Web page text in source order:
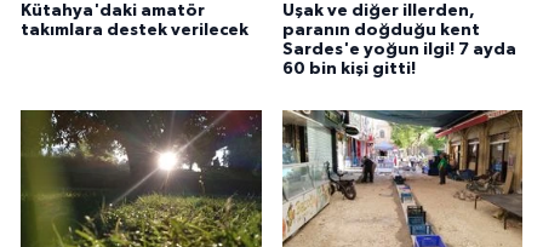
Kütahya'daki amatör
takımlara destek verilecek
Uşak ve diğer illerden,
paranın doğduğu kent
Sardes'e yoğun ilgi! 7 ayda
60 bin kişi gitti!